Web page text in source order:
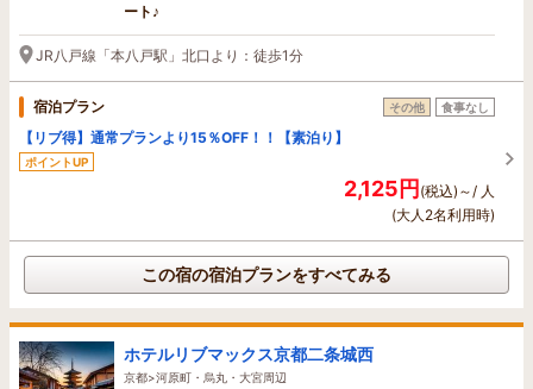
ート♪
JR八戸線「本八戸駅」北口より：徒歩1分
宿泊プラン その他 食事なし
【リブ得】通常プランより15％OFF！！【素泊り】
ポイントUP
2,125円(税込)～/ 人
(大人2名利用時)
この宿の宿泊プランをすべてみる
ホテルリブマックス京都二条城西
京都>河原町・烏丸・大宮周辺